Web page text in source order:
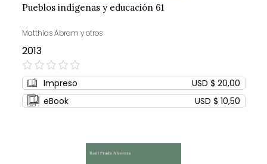
Pueblos indígenas y educación 61
Matthias Abram y otros
2013
0%
Impreso
USD $ 20,00
eBook
USD $ 10,50